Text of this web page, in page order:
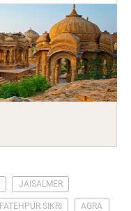
JAISALMER
FATEHPUR SIKRI AGRA